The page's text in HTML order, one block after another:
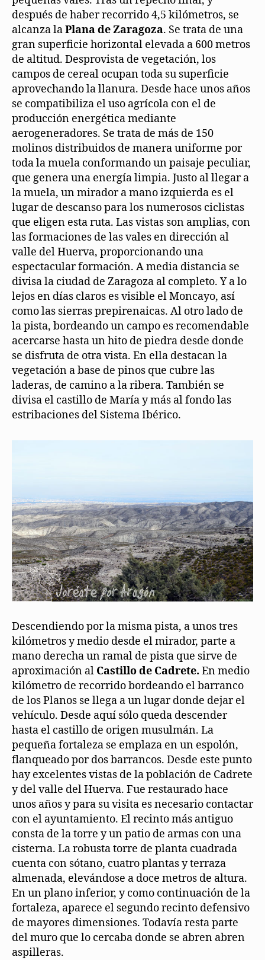
después de haber recorrido 4,5 kilómetros, se
alcanza laPlana de Zaragoza. Se trata de una
gran superficie horizontal elevada a 600 metros
de altitud. Desprovista de vegetación, los
campos de cereal ocupan toda su superficie
aprovechando la llanura. Desde hace unos años
se compatibiliza el uso agrícola con el de
producción energética mediante
aerogeneradores. Se trata de más de 150
molinos distribuidos de manera uniforme por
toda la muela conformando un paisaje peculiar,
que genera una energía limpia. Justo al llegar a
la muela, un mirador a mano izquierda es el
lugar de descanso para los numerosos ciclistas
que eligen esta ruta. Las vistas son amplias, con
las formaciones de las vales en dirección al
valle del Huerva, proporcionando una
espectacular formación. A media distancia se
divisa la ciudad de Zaragoza al completo. Y a lo
lejos en días claros es visible el Moncayo, así
como las sierras prepirenaicas. Al otro lado de
la pista, bordeando un campo es recomendable
acercarse hasta un hito de piedra desde donde
se disfruta de otra vista. En ella destacan la
vegetación a base de pinos que cubre las
laderas, de camino a la ribera. También se
divisa el castillo de María y más al fondo las
estribaciones del Sistema Ibérico.
Descendiendo por la misma pista, a unos tres
kilómetros y medio desde el mirador, parte a
mano derecha un ramal de pista que sirve de
aproximación al Castillo de Cadrete. En medio
kilómetro de recorrido bordeando el barranco
de los Planos se llega a un lugar donde dejar el
vehículo. Desde aquí sólo queda descender
hasta el castillo de origen musulmán. La
pequeña fortaleza se emplaza en un espolón,
flanqueado por dos barrancos. Desde este punto
hay excelentes vistas de la población de Cadrete
y del valle del Huerva. Fue restaurado hace
unos años y para su visita es necesario contactar
con el ayuntamiento. El recinto más antiguo
consta de la torre y un patio de armas con una
cisterna. La robusta torre de planta cuadrada
cuenta con sótano, cuatro plantas y terraza
almenada, elevándose a doce metros de altura.
En un plano inferior, y como continuación de la
fortaleza, aparece el segundo recinto defensivo
de mayores dimensiones. Todavía resta parte
del muro que lo cercaba donde se abren abren
aspilleras.